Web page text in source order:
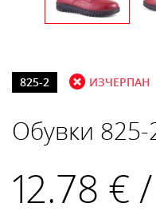
825-2 ИЗЧЕРПАН
Обувки
12.78 €